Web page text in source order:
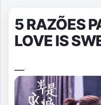
5 RAZÕES
LOVE IS